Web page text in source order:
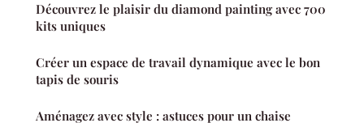
Découvrez le plaisir du diamond painting avec 700
kits uniques
Créer un espace de travail dynamique avec le bon
tapis de souris
Aménagez avec style : astuces pour un chaise